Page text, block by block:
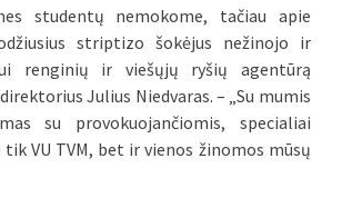
studentų nemokome, tačiau apie
striptizo šokėjus nežinojo ir
renginių ir viešųjų ryšių agentūrą
Julius Niedvaras. – „Su mumis
su provokuojančiomis, specialiai
VU TVM, bet ir vienos žinomos mūsų